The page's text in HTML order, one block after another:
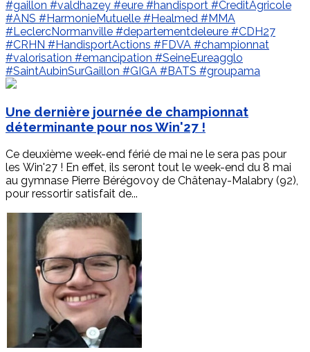
#gaillon #valdhazey #eure #handisport #CreditAgricole
#ANS #HarmonieMutuelle #Healmed #MMA
#LeclercNormanville #departementdeleure #CDH27
#CRHN #HandisportActions #FDVA #championnat
#valorisation #emancipation #SeineEureagglo
#SaintAubinSurGaillon #GIGA #BATS #groupama
Une dernière journée de championnat
déterminante pour nos Win'27 !
Ce deuxième week-end férié de mai ne le sera pas pour
les Win'27 ! En effet, ils seront tout le week-end du 8 mai
au gymnase Pierre Bérégovoy de Châtenay-Malabry (92),
pour ressortir satisfait de...